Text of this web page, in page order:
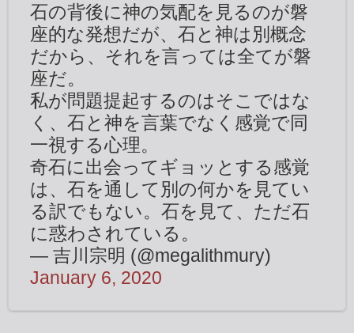
石の背後に神の気配を見るのが磐
座的な発想だが、石と神は別概念
だから、それを言っては全てが磐
座だ。
私が問題提起するのはそこではな
く、石と神を言葉でなく感覚で同
一視する心理。
奇石に出会ってギョッとする感覚
は、石を通して別の何かを見てい
る訳でもない。石を見て、ただ石
に惑わされている。
— 吉川宗明 (@megalithmury)
January 6, 2020